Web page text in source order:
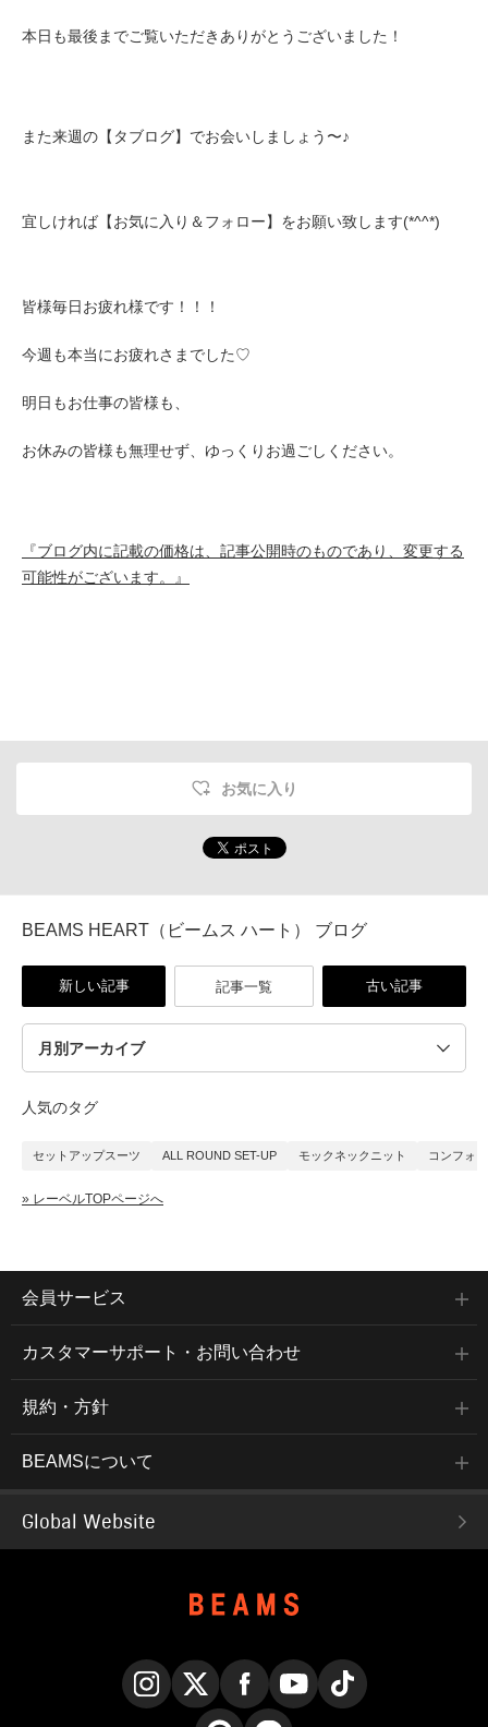
本日も最後までご覧いただきありがとうございました！
また来週の 【タブログ】 でお会いしましょう〜♪
宜しければ【お気に入り＆フォロー】をお願い致します(*^^*)
皆様毎日お疲れ様です！！！
今週も本当にお疲れさまでした♡
明日もお仕事の皆様も、
お休みの皆様も無理せず、ゆっくりお過ごしください。
『ブログ内に記載の価格は、記事公開時のものであり、変更する
可能性がございます。』
お気に入り
BEAMS HEART（ビームス ハート） ブログ
新しい記事 記事一覧 古い記事
人気のタグ
セットアップスーツ ALL ROUND SET-UP モックネックニット コンフォ
» レーベルTOPページへ
会員サービス
カスタマーサポート・お問い合わせ
規約・方針
BEAMSについて
Global Website